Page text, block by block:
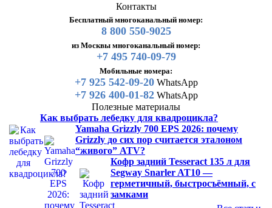
Контакты
Бесплатный многоканальный номер:
8 800 550-9025
из Москвы многоканальный номер:
+7 495 740-09-79
Мобильные номера:
+7 925 542-09-20WhatsApp
+7 926 400-01-82WhatsApp
Полезные материалы
Как выбрать лебедку для квадроцикла?
Yamaha Grizzly 700 EPS 2026: почему
Grizzly до сих пор считается эталоном
“живого” ATV?
Кофр задний Tesseract 135 л для
Segway Snarler AT10 —
герметичный, быстросъёмный, с
замками